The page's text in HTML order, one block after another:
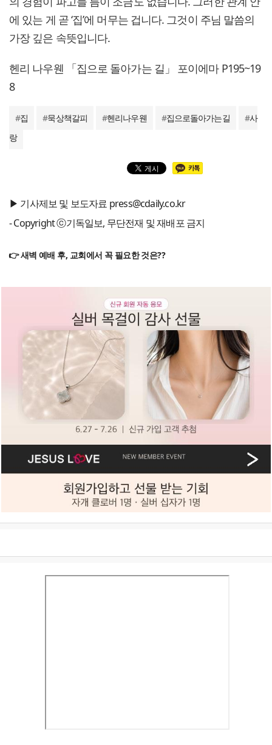
에 있는 게 곧 ‘집’에 머무는 겁니다. 그것이 주님 말씀의
가장 깊은 속뜻입니다.
헨리 나우웬 「집으로 돌아가는 길」 포이에마 P195~19
8
#집 #묵상책갈피 #헨리나우웬 #집으로돌아가는길 #사
랑
▶ 기사제보 및 보도자료 press@cdaily.co.kr
- Copyright ⓒ기독일보, 무단전재 및 재배포 금지
👉 새벽 예배 후, 교회에서 꼭 필요한 것은??